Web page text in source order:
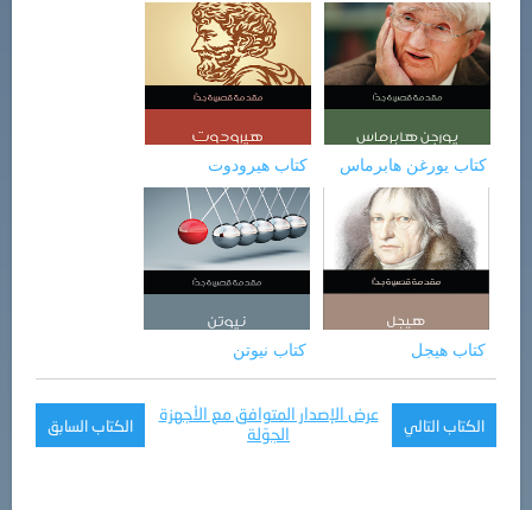
كتاب يورغن هابرماس كتاب هيرودوت
كتاب هيجل كتاب نيوتن
الكتاب التالي الكتاب السابق
عرض الإصدار المتوافق مع الأجهزة
الجوّلة